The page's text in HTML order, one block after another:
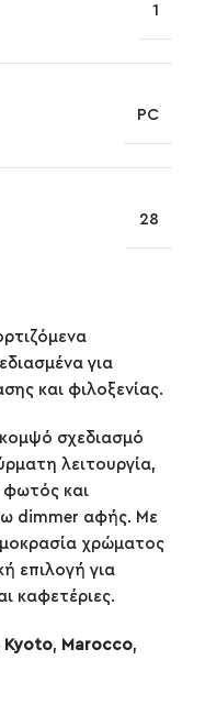
1
PC
28
για
και φιλοξενίας.
σχεδιασμό
λειτουργία,
και
dimmer αφής. Με
χρώματος
επιλογή για
καφετέριες.
Kyoto, Marocco,